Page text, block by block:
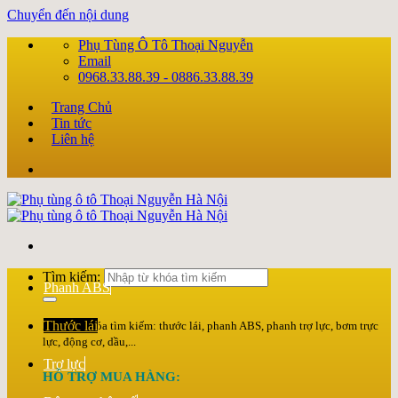
Chuyển đến nội dung
Phụ Tùng Ô Tô Thoại Nguyễn
Email
0968.33.88.39 - 0886.33.88.39
Trang Chủ
Tin tức
Liên hệ
Tìm kiếm:
Nhập từ khóa tìm kiếm: thước lái, phanh ABS, phanh trợ lực, bơm trực
lực, động cơ, dầu,...
HỖ TRỢ MUA HÀNG:
Phanh ABS
Thước lái
Trợ lực